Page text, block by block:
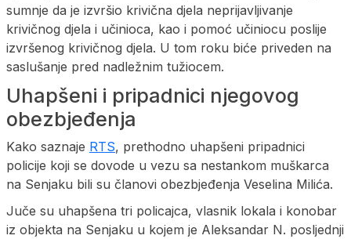
sumnje da je izvršio krivična djela neprijavljivanje
krivičnog djela i učinioca, kao i pomoć učiniocu poslije
izvršenog krivičnog djela. U tom roku biće priveden na
saslušanje pred nadležnim tužiocem.
Uhapšeni i pripadnici njegovog
obezbjeđenja
Kako saznaje RTS, prethodno uhapšeni pripadnici
policije koji se dovode u vezu sa nestankom muškarca
na Senjaku bili su članovi obezbjeđenja Veselina Milića.
Juče su uhapšena tri policajca, vlasnik lokala i konobar
iz objekta na Senjaku u kojem je Aleksandar N. posljednji